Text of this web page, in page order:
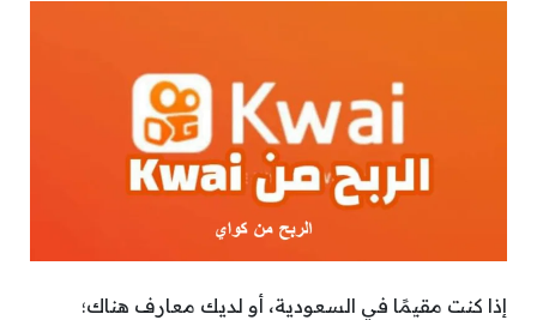
إذا كنت مقيمًا في السعودية، أو لديك معارف هناك؛